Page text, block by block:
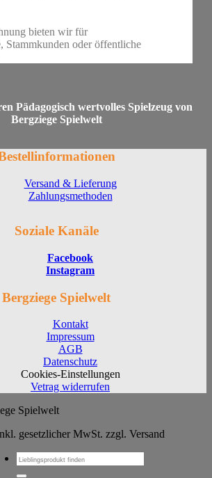
bieten wir für
Stammkunden oder öffentliche
Pädagogisch wertvolles Spielzeug von
Bergziege Spielwelt
Versand & Lieferung
Zahlungsmethoden
Soziale Kanäle
Facebook
Instagram
Bergziege Spielwelt
Kontakt
Impressum
AGB
Datenschutz
Cookies-Einstellungen
Vetrag widerrufen
Spielwelt
gesetzlicher MwSt. zzgl. Versand
Suchen
nach: